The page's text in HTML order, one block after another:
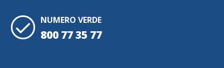
NUMERO VERDE
800 77 35 77